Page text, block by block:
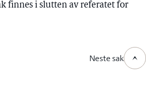
finnes i slutten av referatet for
Neste sak